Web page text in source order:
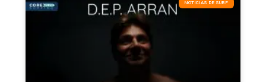
NOTICIAS DE SURF